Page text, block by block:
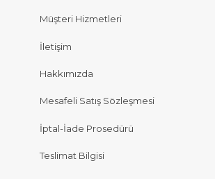
Müşteri Hizmetleri
İletişim
Hakkımızda
Mesafeli Satış Sözleşmesi
İptal-İade Prosedürü
Teslimat Bilgisi